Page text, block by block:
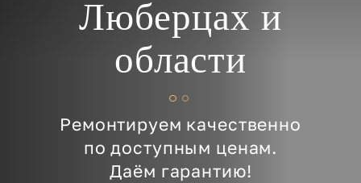
КОНТАКТЫ
Люберцах и
области
Ремонтируем качественно
по доступным ценам.
Даём гарантию!